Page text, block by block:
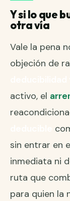
Y si lo que
otra vía
Vale la pena
objeción de
activo, el
sin entrar en
inmediata ni
ruta que
para quien la